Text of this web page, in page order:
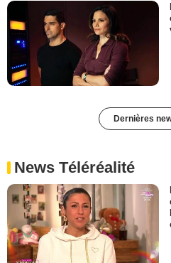
Dernières
News Téléréalité